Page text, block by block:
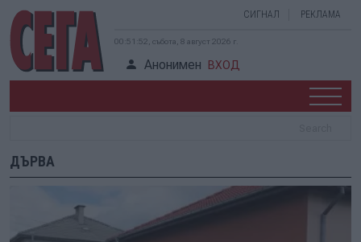
СИГНАЛ РЕКЛАМА
00:51:52, събота, 8 август 2026 г.
Анонимен ВХОД
ДЪРВА